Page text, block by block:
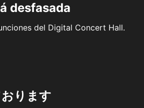
desfasada
del Digital Concert Hall.
ります